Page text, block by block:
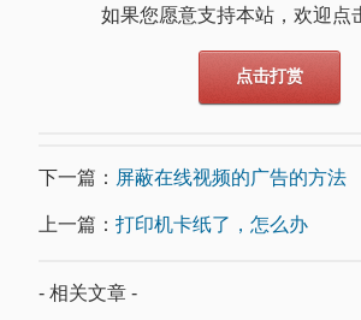
如果您愿意支持本站，欢迎点
点击打赏
下一篇： 屏蔽在线视频的广告的方法
上一篇： 打印机卡纸了，怎么办
- 相关文章 -